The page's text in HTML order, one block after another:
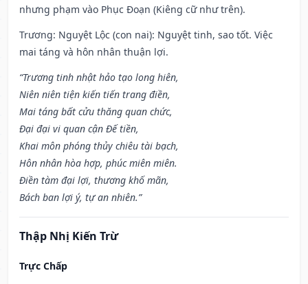
nhưng phạm vào Phục Đoạn (Kiêng cữ như trên).
Trương: Nguyệt Lộc (con nai): Nguyệt tinh, sao tốt. Việc
mai táng và hôn nhân thuận lợi.
“Trương tinh nhật hảo tạo long hiên,
Niên niên tiện kiến tiến trang điền,
Mai táng bất cửu thăng quan chức,
Đại đại vi quan cận Đế tiền,
Khai môn phóng thủy chiêu tài bạch,
Hôn nhân hòa hợp, phúc miên miên.
Điền tàm đại lợi, thương khố mãn,
Bách ban lợi ý, tự an nhiên.”
Thập Nhị Kiến Trừ
Trực Chấp